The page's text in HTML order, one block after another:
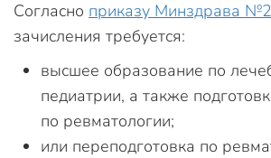
Согласно приказу Минздрава
зачисления требуется:
высшее образование по
педиатрии, а также
по ревматологии;
или переподготовка по